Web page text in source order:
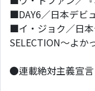
■DAY6／日本デビ
■イ・ジョク／日
SELECTION～よか
●連載絶対主義宣言